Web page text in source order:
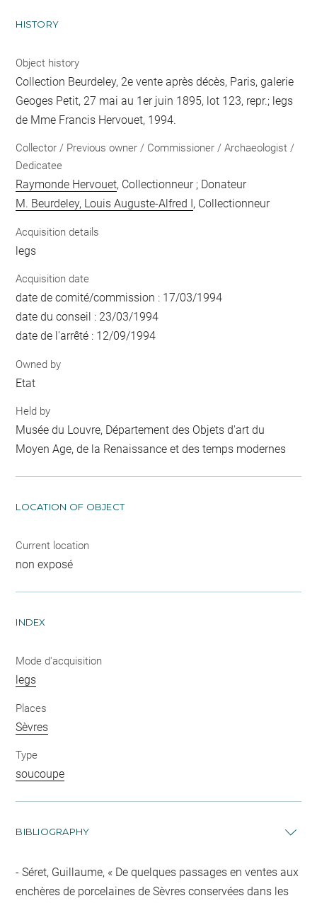
HISTORY
Object history
Collection Beurdeley, 2e vente après décès, Paris, galerie
Geoges Petit, 27 mai au 1er juin 1895, lot 123, repr.; legs
de Mme Francis Hervouet, 1994.
Collector / Previous owner / Commissioner / Archaeologist /
Dedicatee
Raymonde Hervouet, Collectionneur ; Donateur
M. Beurdeley, Louis Auguste-Alfred I , Collectionneur
Acquisition details
legs
Acquisition date
date de comité/commission : 17/03/1994
date du conseil : 23/03/1994
date de l'arrêté : 12/09/1994
Owned by
Etat
Held by
Musée du Louvre, Département des Objets d'art du
Moyen Age, de la Renaissance et des temps modernes
LOCATION OF OBJECT
Current location
non exposé
INDEX
Mode d'acquisition
legs
Places
Sèvres
Type
soucoupe
BIBLIOGRAPHY
Séret, Guillaume, « De quelques passages en ventes aux
enchères de porcelaines de Sèvres conservées dans les